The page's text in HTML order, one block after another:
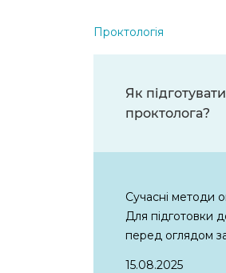
Проктологія
Як
проктолога?
Сучасні методи
Для підготовки
перед оглядом
15.08.2025